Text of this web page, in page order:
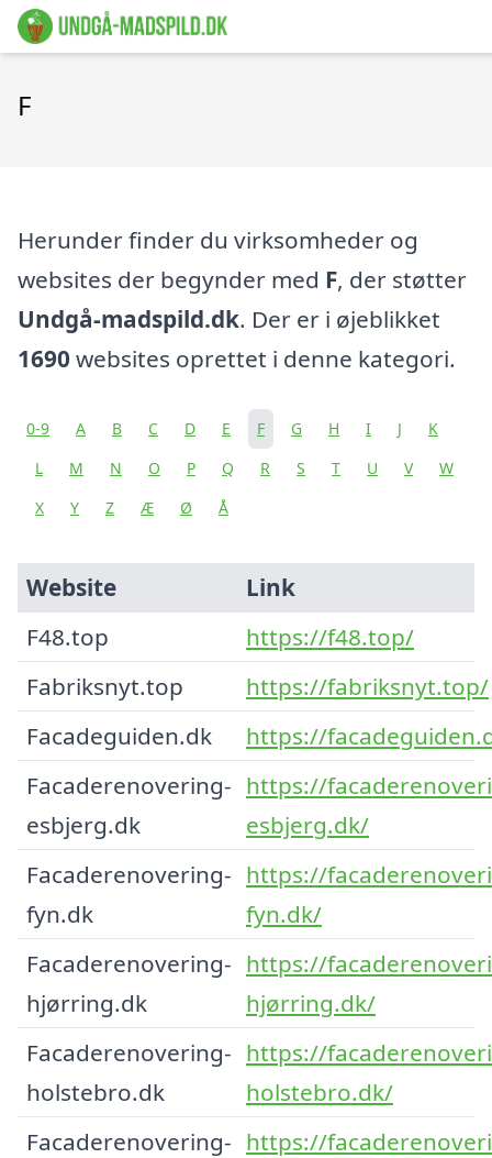
F
Herunder finder du virksomheder og
websites der begynder med F, der støtter
Undgå-madspild.dk. Der er i øjeblikket
1690 websites oprettet i denne kategori.
0-9 A B C D E F G H I J
K
L
M N O P Q R S T U V
W
X
Y Z Æ Ø Å
Website
Link
F48.top
https://f48.top/
Fabriksnyt.top
https://fabriksnyt.top/
Facadeguiden.dk
https://
Facaderenovering-
esbjerg.dk
https://
esbjerg.dk/
Facaderenovering-
fyn.dk
https://
fyn.dk/
Facaderenovering-
hjørring.dk
https://
hjørring.dk/
Facaderenovering-
holstebro.dk
https://
holstebro.dk/
Facaderenovering- https://